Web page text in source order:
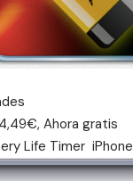
4,49€, Ahora gratis
Life Timer iPhone